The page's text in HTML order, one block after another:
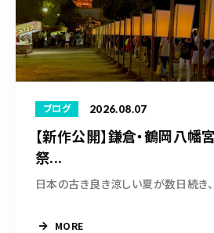
ブログ 2026.08.07
【新作公開】鎌倉・鶴岡八幡
祭...
日本の古き良き涼しい夏が数日続き
MORE
ATELIER
水彩ブログ
お問い合わせ